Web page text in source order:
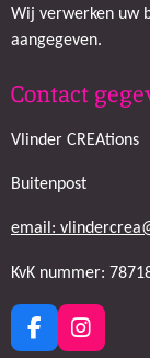
Wij verwerken uw
aangegeven.
Contact
Vlinder CREAtions
Buitenpost
email:
KvK nummer:
F
I